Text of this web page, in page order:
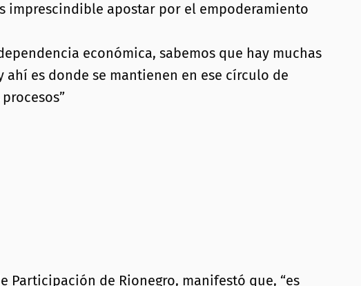
imprescindible apostar por el empoderamiento
económica, sabemos que hay muchas
es donde se mantienen en ese círculo de
Participación de Rionegro, manifestó que, “es